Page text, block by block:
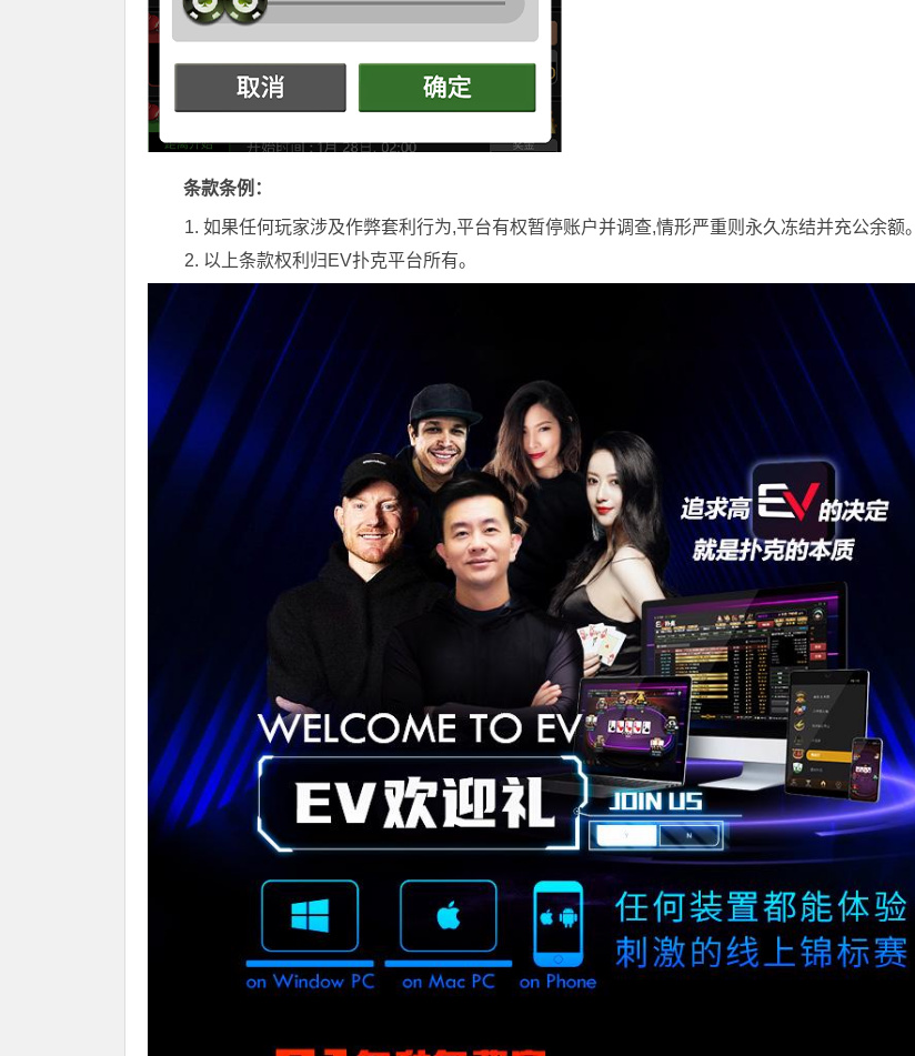
条款条例：
如果任何玩家涉及作弊套利行为,平台有权暂停账户并调查,情形严重则永久冻结并充公余额。
以上条款权利归EV扑克平台所有。